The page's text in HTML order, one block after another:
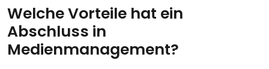
Welche Vorteile hat ein
Abschluss in
Medienmanagement?